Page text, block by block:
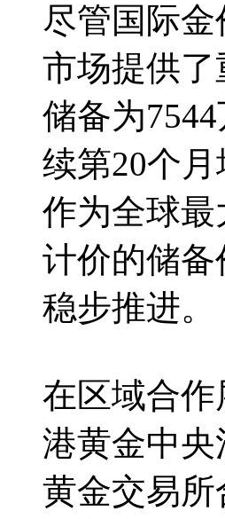
尽管国际
市场提供
储备为
续第20个
作为全球
计价的储
稳步推进。
在区域合
港黄金中
黄金交易所